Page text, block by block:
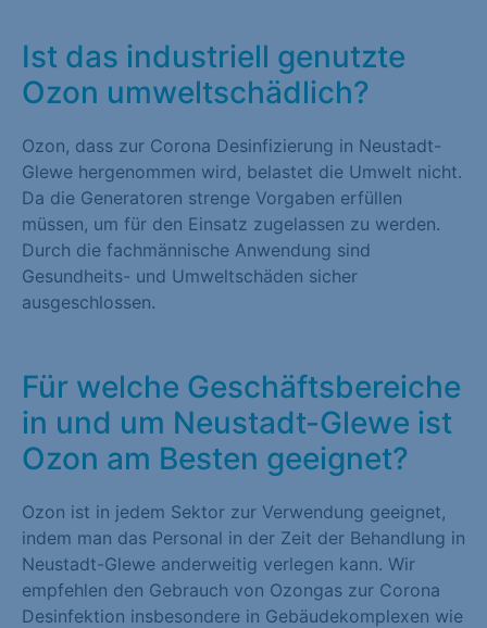
Ist das industriell genutzte
Ozon umweltschädlich?
Ozon, dass zur Corona Desinfizierung in Neustadt-
Glewe hergenommen wird, belastet die Umwelt nicht.
Da die Generatoren strenge Vorgaben erfüllen
müssen, um für den Einsatz zugelassen zu werden.
Durch die fachmännische Anwendung sind
Gesundheits- und Umweltschäden sicher
ausgeschlossen.
Für welche Geschäftsbereiche
in und um Neustadt-Glewe ist
Ozon am Besten geeignet?
Ozon ist in jedem Sektor zur Verwendung geeignet,
indem man das Personal in der Zeit der Behandlung in
Neustadt-Glewe anderweitig verlegen kann. Wir
empfehlen den Gebrauch von Ozongas zur Corona
Desinfektion insbesondere in Gebäudekomplexen wie